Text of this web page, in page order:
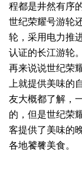
程都是井然有序的
世纪荣耀号游轮
轮，采用电力推
认证的长江游轮。
再来说说世纪荣
上就提供美味的
友大概都了解，
的，但是世纪荣
客提供了美味的
各地饕餮美食。